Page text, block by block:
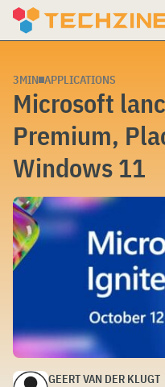
Skip
3MIN APPLICATIONS
Microsoft
Premium,
Windows 11
GEERT VAN DER KLUGT